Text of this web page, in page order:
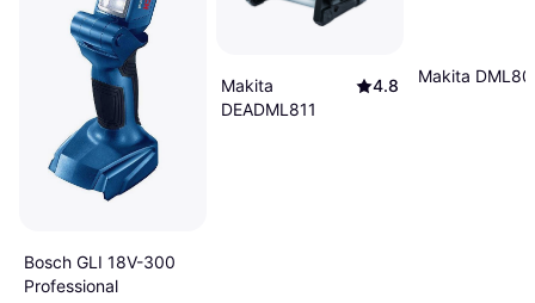
Bosch GLI 18V-300
Professional
Makita
DEADML811
4.8 Makita